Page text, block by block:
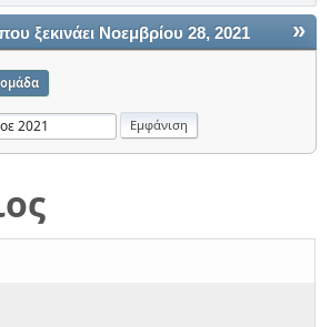
»
ξεκινάει Νοεμβρίου 28, 2021